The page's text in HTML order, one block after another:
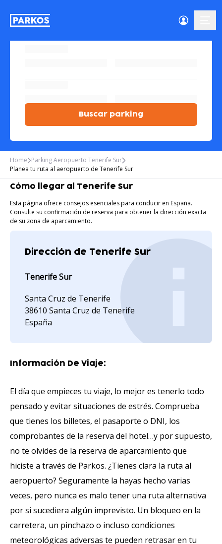
Buscar parking
Home Parking Aeropuerto Tenerife Sur
Planea tu ruta al aeropuerto de Tenerife Sur
Cómo llegar al Tenerife Sur
Esta página ofrece consejos esenciales para conducir en España.
Consulte su confirmación de reserva para obtener la dirección exacta
de su zona de aparcamiento.
Dirección de Tenerife Sur
Tenerife Sur
Santa Cruz de Tenerife
38610 Santa Cruz de Tenerife
España
Información De Viaje:
El día que empieces tu viaje, lo mejor es tenerlo todo
pensado y evitar situaciones de estrés. Comprueba
que tienes los billetes, el pasaporte o DNI, los
comprobantes de la reserva del hotel…y por supuesto,
no te olvides de la reserva de aparcamiento que
hiciste a través de Parkos. ¿Tienes clara la ruta al
aeropuerto? Seguramente la hayas hecho varias
veces, pero nunca es malo tener una ruta alternativa
por si sucediera algún imprevisto. Un bloqueo en la
carretera, un pinchazo o incluso condiciones
meteorológicas adversas te pueden retrasar en tu